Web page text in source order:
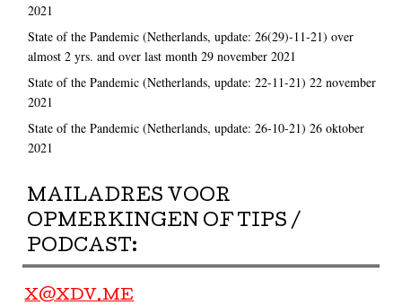
2021
State of the Pandemic (Netherlands, update: 26(29)-11-21) over
almost 2 yrs. and over last month 29 november 2021
State of the Pandemic (Netherlands, update: 22-11-21) 22 november
2021
State of the Pandemic (Netherlands, update: 26-10-21) 26 oktober
2021
MAILADRES VOOR
OPMERKINGEN OF TIPS /
PODCAST:
X@XDV.ME